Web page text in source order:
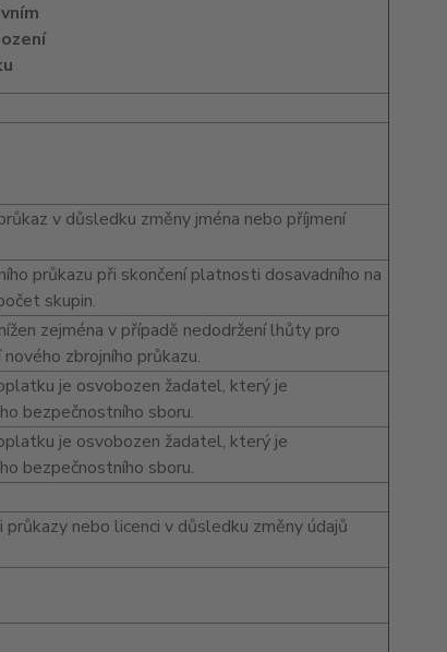
v důsledku změny jména nebo příjmení
průkazu při skončení platnosti dosavadního na
skupin.
zejména v případě nedodržení lhůty pro
zbrojního průkazu.
je osvobozen žadatel, který je
bezpečnostního sboru.
je osvobozen žadatel, který je
bezpečnostního sboru.
nebo licenci v důsledku změny údajů